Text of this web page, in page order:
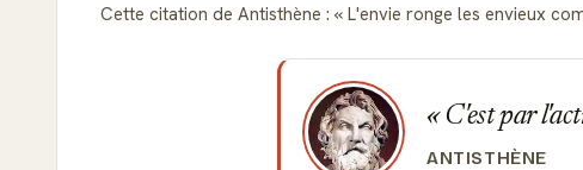
Cette citation de Antisthène : L'envie ronge les envieux
C'est par
ANTISTHÈNE